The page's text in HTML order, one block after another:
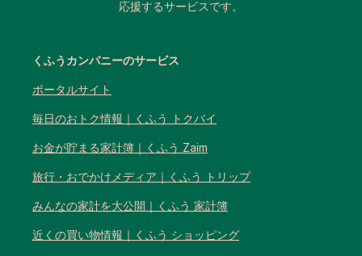
応援するサービスです。
くふうカンパニーのサービス
ポータルサイト
毎日のおトク情報｜くふう トクバイ
お金が貯まる家計簿｜くふう Zaim
旅行・おでかけメディア｜くふう トリップ
みんなの家計を大公開｜くふう 家計簿
近くの買い物情報｜くふう ショッピング